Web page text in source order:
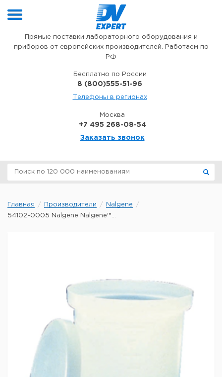
Прямые поставки лабораторного оборудования и
приборов от европейских производителей. Работаем по
РФ
Бесплатно по России
8 (800)555-51-96
Телефоны в регионах
Москва
+7 495 268-08-54
Заказать звонок
Главная Производители
Nalgene
54102-0005 Nalgene Nalgene™...